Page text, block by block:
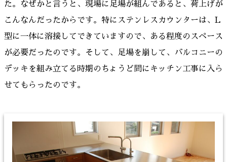
た。なぜかと言うと、現場に足場が組んであると、荷上げが
こんなんだったからです。特にステンレスカウンターは、L
型に一体に溶接してできていますので、ある程度のスペース
が必要だったのです。そして、足場を崩して、バルコニーの
デッキを組み立てる時期のちょうど間にキッチン工事に入ら
せてもらったのです。